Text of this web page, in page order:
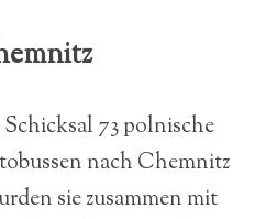
73 polnische
nach Chemnitz
sie zusammen mit